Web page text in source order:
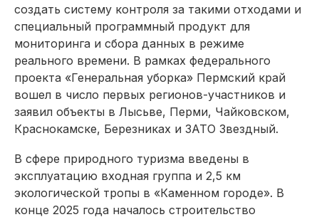
создать систему контроля за такими отходами и
специальный программный продукт для
мониторинга и сбора данных в режиме
реального времени. В рамках федерального
проекта «Генеральная уборка» Пермский край
вошел в число первых регионов-участников и
заявил объекты в Лысьве, Перми, Чайковском,
Краснокамске, Березниках и ЗАТО Звездный.
В сфере природного туризма введены в
эксплуатацию входная группа и 2,5 км
экологической тропы в «Каменном городе». В
конце 2025 года началось строительство